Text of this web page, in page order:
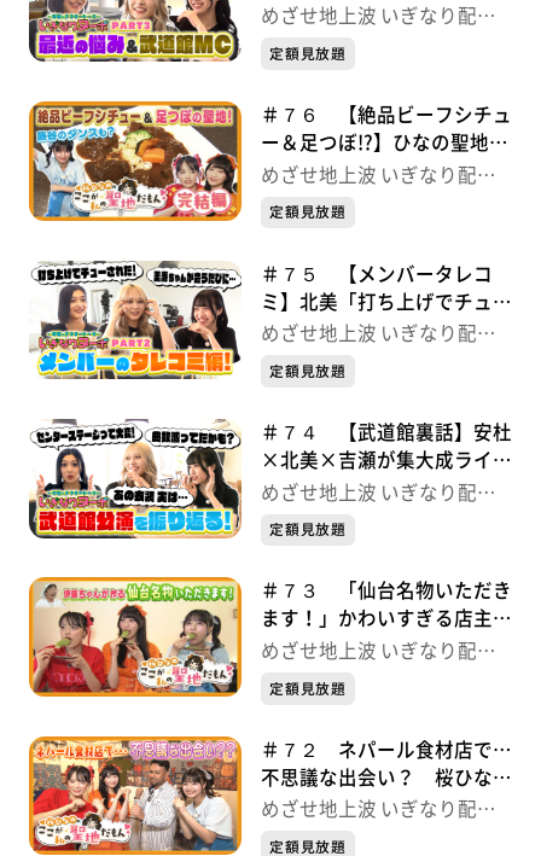
トーク いぎなり配信中！
めざせ地上波 いぎなり配信
中！
定額見放題
＃７６ 【絶品ビーフシチュ
ー＆足つぼ!?】ひなの聖地♡
完結編 いぎなり配信中！
めざせ地上波 いぎなり配信
中！
定額見放題
＃７５ 【メンバータレコ
ミ】北美「打ち上げでチュー
された！」 いぎなり配信
めざせ地上波 いぎなり配信
中！
定額見放題
＃７４ 【武道館裏話】安杜
×北美×吉瀬が集大成ライブ
を振り返る！ いぎなり配信
めざせ地上波 いぎなり配信
中！
定額見放題
＃７３ 「仙台名物いただき
ます！」かわいすぎる店主の
手作りだんご 桜ひなの聖地
めざせ地上波 いぎなり配信
中！
定額見放題
＃７２ ネパール食材店で…
不思議な出会い？ 桜ひなの
のここが私の聖地だもん♡
めざせ地上波 いぎなり配信
中！
定額見放題